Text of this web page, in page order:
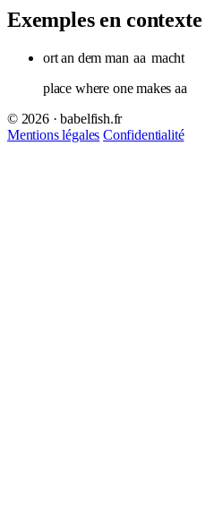
Exemples en contexte
ort an dem man aa macht
place where one makes aa
© 2026 · babelfish.fr
Mentions légales Confidentialité